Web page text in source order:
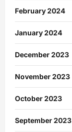
February 2024
January 2024
December 2023
November 2023
October 2023
September 2023